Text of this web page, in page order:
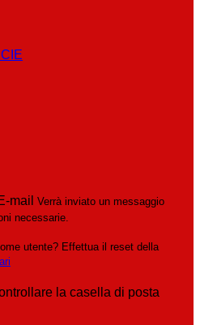
mail Verrà inviato un messaggio
necessarie.
utente? Effettua il reset della
la casella di posta